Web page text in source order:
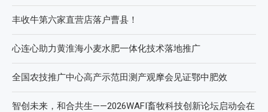
丰收牛第六家直营店落户曹县！
心连心助力黄淮海小麦水肥一体化技术落地推广
全国农技推广中心高产示范田测产观摩会见证鄂中肥效
智创未来，和合共生——2026WAFI畜牧科技创新论坛启动会在